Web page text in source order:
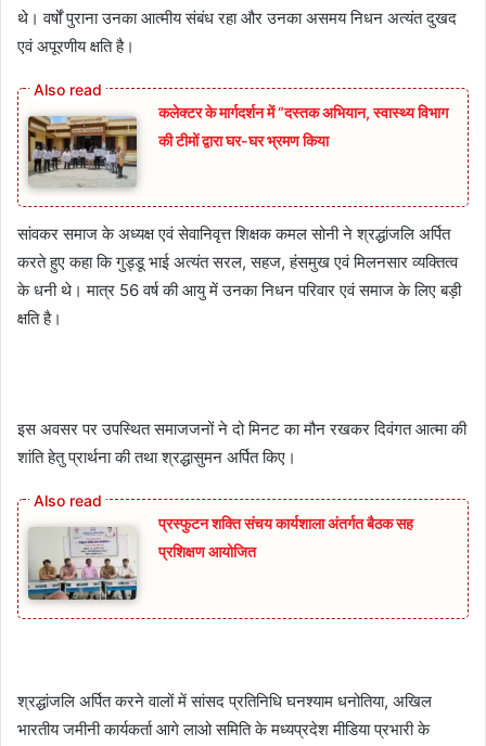
थे। वर्षों पुराना उनका आत्मीय संबंध रहा और उनका असमय निधन अत्यंत दुखद
एवं अपूरणीय क्षति है।
कलेक्टर के मार्गदर्शन में “दस्तक अभियान,‌ स्वास्थ्य विभाग
की टीमों द्वारा घर-घर भ्रमण किया
सांवकर समाज के अध्यक्ष एवं सेवानिवृत्त शिक्षक कमल सोनी ने श्रद्धांजलि अर्पित
करते हुए कहा कि गुड्डू भाई अत्यंत सरल, सहज, हंसमुख एवं मिलनसार व्यक्तित्व
के धनी थे। मात्र 56 वर्ष की आयु में उनका निधन परिवार एवं समाज के लिए बड़ी
क्षति है।
इस अवसर पर उपस्थित समाजजनों ने दो मिनट का मौन रखकर दिवंगत आत्मा की
शांति हेतु प्रार्थना की तथा श्रद्धासुमन अर्पित किए।
प्रस्फुटन शक्ति संचय कार्यशाला अंतर्गत बैठक सह
प्रशिक्षण आयोजित
श्रद्धांजलि अर्पित करने वालों में सांसद प्रतिनिधि घनश्याम धनोतिया, अखिल
भारतीय जमीनी कार्यकर्ता आगे लाओ समिति के मध्यप्रदेश मीडिया प्रभारी के